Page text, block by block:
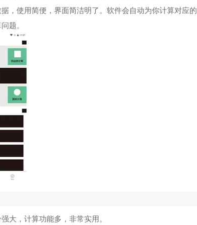
，使用简便，界面简洁明了。软件会自动为你计算对应的
题。
大，计算功能多，非常实用。